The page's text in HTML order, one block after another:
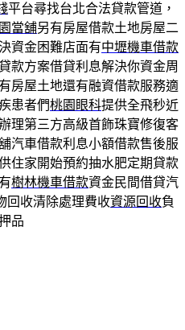
平台尋找台北合法貸款管道，
當舖另有房屋借款土地房屋二
資金困難店面有中壢機車借款
款方案借貸利息解決你資金周
有房屋土地還有融資借款服務適
患者們桃園眼科提供全飛秒近
理第三方高級首飾珠寶修復客
汽車借款利息小額借款售後服
住家開始預約抽水肥定期貸款
樹林機車借款資金民間借貸汽
回收清除處理費收資源回收負
品